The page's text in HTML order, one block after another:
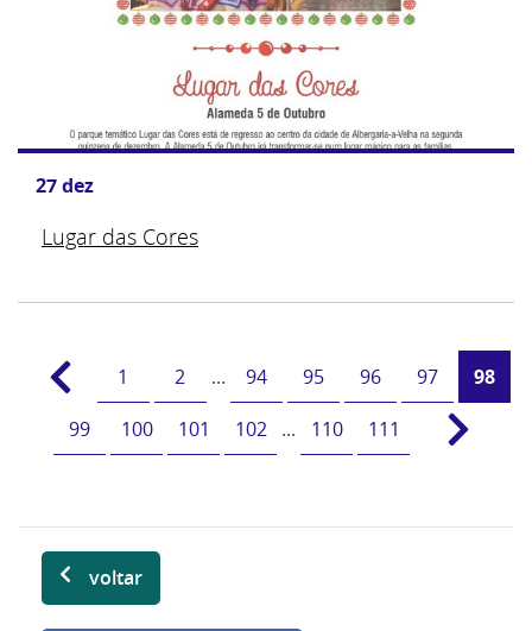
27dez
Lugar das Cores
1 2 ... 94 95 96 97
98
99
100 101 102 ... 110 111
voltar